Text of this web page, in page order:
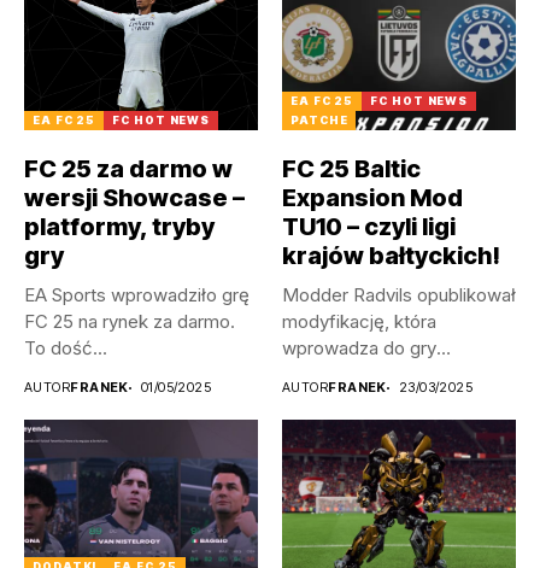
EA FC 25 FC HOT NEWS
FC 25 za darmo w
wersji Showcase –
platformy, tryby
gry
EA Sports wprowadziło grę
FC 25 na rynek za darmo.
To dość...
AUTORFRANEK 01/05/2025
EA FC 25
FC HOT NEWS
PATCHE
FC 25 Baltic
Expansion Mod
TU10 – czyli ligi
krajów bałtyckich!
Modder Radvils opublikował
modyfikację, która
wprowadza do gry
AUTORFRANEK 23/03/2025